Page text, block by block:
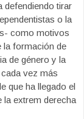
defendiendo tirar
o la
como motivos
la formación de
de género y la
vez más
que ha llegado el
la extrem derecha